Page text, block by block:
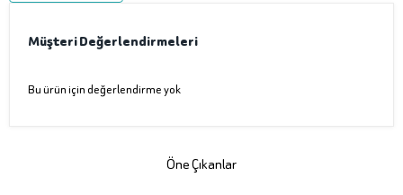
Müşteri Değerlendirmeleri
Bu ürün için değerlendirme yok
Öne Çıkanlar